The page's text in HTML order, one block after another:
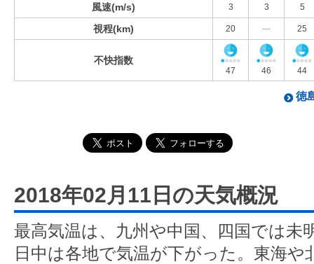
風速(m/s) 3 3 5
視程(km) 20 --- 25
不快指数
47 46 44
徳
2018年02月11日の天気概況
最高気温は、九州や中国、四国では未
日中は各地で気温が下がった。東海